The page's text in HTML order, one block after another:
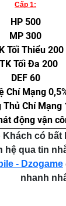
Cấp 1:
HP 500
MP 300
Tối Thiểu 200
Tối Đa 200
DEF 60
Chí Mạng
Thủ Chí Mạng
động vận
Khách có bất
hệ qua tin
- Dzogame
nhanh